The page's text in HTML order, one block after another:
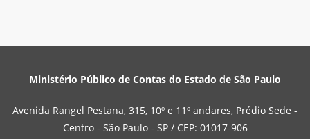
Ministério Público de Contas do Estado de São Paulo
Avenida Rangel Pestana, 315, 10º e 11º andares, Prédio Sede -
Centro - São Paulo - SP / CEP: 01017-906